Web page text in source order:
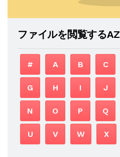
ファイルを閲覧するAZ
# A B C
G H I J
N O P Q
U V W X